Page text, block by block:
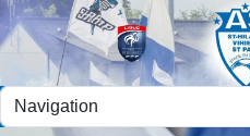
Panneau de gestion des